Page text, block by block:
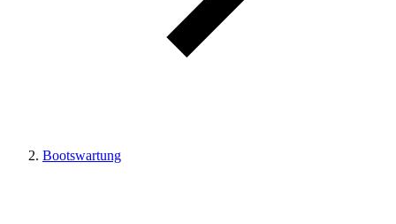
Bootswartung